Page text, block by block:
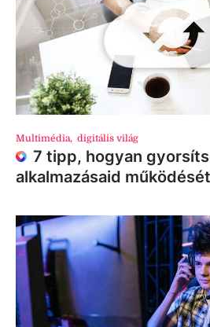
Multimédia, digitális világ
7 tipp, hogyan
alkalmazásaid működését